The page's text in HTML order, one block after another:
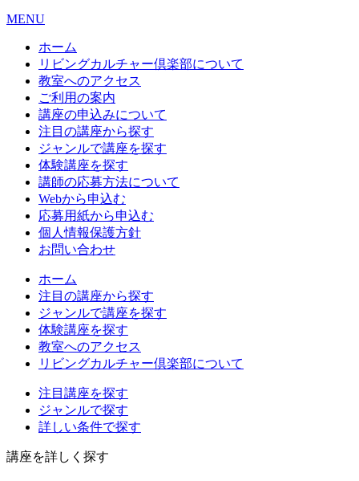
MENU
ホーム
リビングカルチャー倶楽部について
教室へのアクセス
ご利用の案内
講座の申込みについて
注目の講座から探す
ジャンルで講座を探す
体験講座を探す
講師の応募方法について
Webから申込む
応募用紙から申込む
個人情報保護方針
お問い合わせ
ホーム
注目の講座から探す
ジャンルで講座を探す
体験講座を探す
教室へのアクセス
リビングカルチャー倶楽部について
注目講座を探す
ジャンルで探す
詳しい条件で探す
講座を詳しく探す